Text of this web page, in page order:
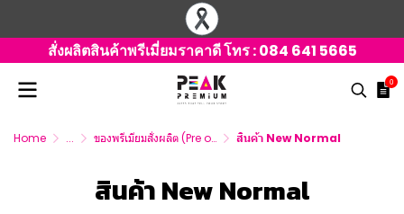
สั่งผลิตสินค้าพรีเมี่ยมราคาดี โทร :084 641 5665
0
Home ... ของพรีเมียมสั่งผลิต (Pre order ) สินค้า New Normal
สินค้า New Normal